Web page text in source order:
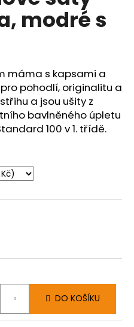
modré s
máma s kapsami a
pohodlí, originalitu a
a jsou ušity z
bavlněného úpletu
100 v 1. třídě.
DO KOŠÍKU